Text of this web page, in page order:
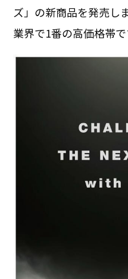
ズ」の新商品を発売し
業界で1番の高価格帯で